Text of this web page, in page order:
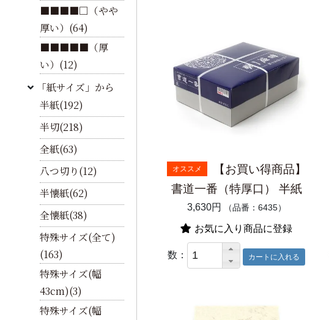
オススメ
【お買い得商品】
書道一番（特厚口） 半紙
3,630円 （品番：6435）
お気に入り商品に登録
数：
■■■■□（やや
厚い）(64)
■■■■■（厚
い）(12)
「紙サイズ」から
半紙(192)
半切(218)
全紙(63)
八つ切り(12)
半懐紙(62)
全懐紙(38)
特殊サイズ(全て)
(163)
特殊サイズ(幅
43cm)(3)
特殊サイズ(幅